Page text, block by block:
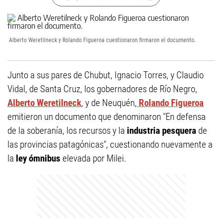
Alberto Weretilneck y Rolando Figueroa cuestionaron firmaron el documento.
Junto a sus pares de Chubut, Ignacio Torres, y Claudio
Vidal, de Santa Cruz, los gobernadores de Río Negro,
Alberto Weretilneck, y de Neuquén, Rolando Figueroa
emitieron un documento que denominaron "En defensa
de la soberanía, los recursos y la industria pesquera de
las provincias patagónicas", cuestionando nuevamente a
la ley ómnibus elevada por Milei.